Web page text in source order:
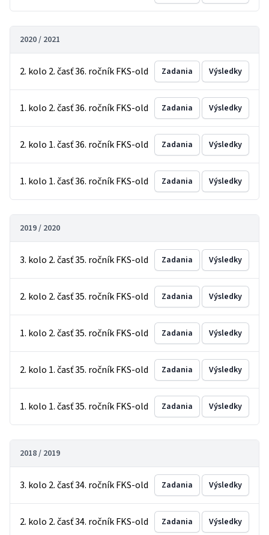
2020 / 2021
2. kolo 2. časť 36. ročník FKS-old Zadania Výsledky
1. kolo 2. časť 36. ročník FKS-old Zadania Výsledky
2. kolo 1. časť 36. ročník FKS-old Zadania Výsledky
1. kolo 1. časť 36. ročník FKS-old Zadania Výsledky
2019 / 2020
3. kolo 2. časť 35. ročník FKS-old Zadania Výsledky
2. kolo 2. časť 35. ročník FKS-old Zadania Výsledky
1. kolo 2. časť 35. ročník FKS-old Zadania Výsledky
2. kolo 1. časť 35. ročník FKS-old Zadania Výsledky
1. kolo 1. časť 35. ročník FKS-old Zadania Výsledky
2018 / 2019
3. kolo 2. časť 34. ročník FKS-old Zadania Výsledky
2. kolo 2. časť 34. ročník FKS-old Zadania Výsledky